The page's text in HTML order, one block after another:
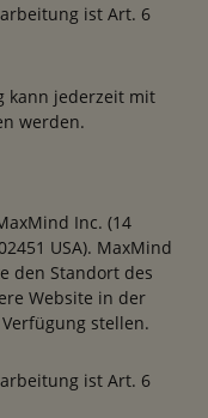
ist Art. 6
kann jederzeit mit
werden.
Inc. (14
USA). MaxMind
den Standort des
Website in der
stellen.
ist Art. 6